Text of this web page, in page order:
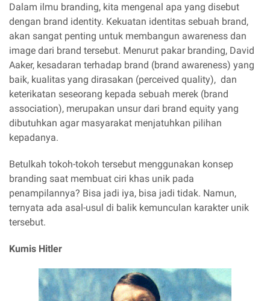
Dalam ilmu branding, kita mengenal apa yang disebut
dengan brand identity. Kekuatan identitas sebuah brand,
akan sangat penting untuk membangun awareness dan
image dari brand tersebut. Menurut pakar branding, David
Aaker, kesadaran terhadap brand (brand awareness) yang
baik, kualitas yang dirasakan (perceived quality), dan
keterikatan seseorang kepada sebuah merek (brand
association), merupakan unsur dari brand equity yang
dibutuhkan agar masyarakat menjatuhkan pilihan
kepadanya.
Betulkah tokoh-tokoh tersebut menggunakan konsep
branding saat membuat ciri khas unik pada
penampilannya? Bisa jadi iya, bisa jadi tidak. Namun,
ternyata ada asal-usul di balik kemunculan karakter unik
tersebut.
Kumis Hitler